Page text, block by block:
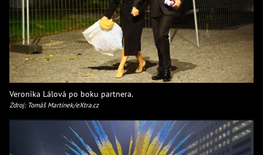
Veronika Lálová po boku partnera.
Zdroj: Tomáš Martínek/eXtra.cz